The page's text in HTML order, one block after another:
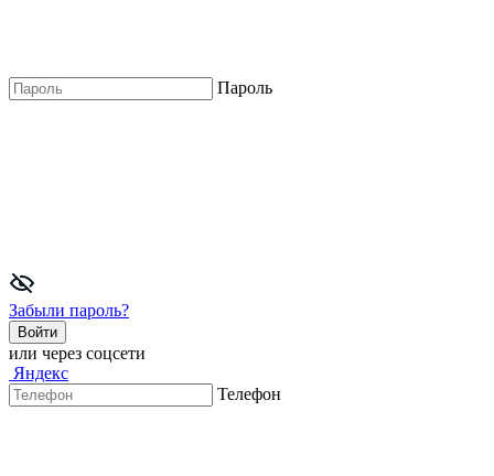
Пароль
Забыли пароль?
Войти
или через соцсети
Яндекс
Телефон